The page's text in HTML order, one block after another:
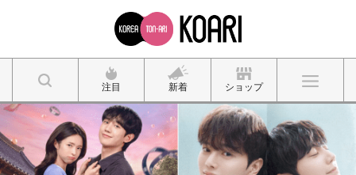
注目 新着 ショップ